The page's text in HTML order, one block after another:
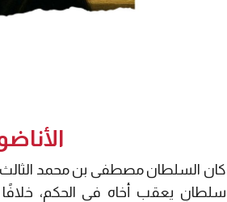
سلطانٍ يعقب أخاه في الحكم، خلافًا